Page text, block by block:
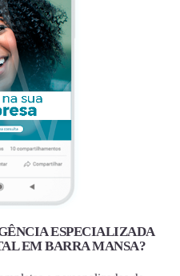
ESPECIALIZADA
EM BARRA MANSA?